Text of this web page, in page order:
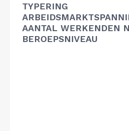
TYPERING
AANTAL WERKENDEN
BEROEPSNIVEAU